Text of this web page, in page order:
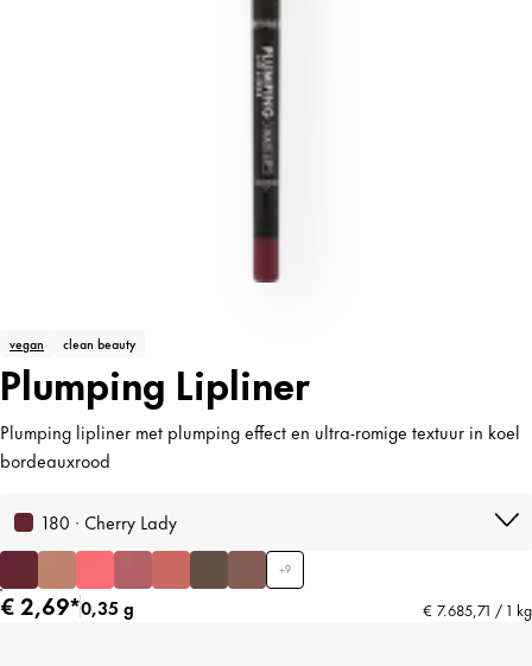
vegan clean beauty
Plumping Lipliner
Plumping lipliner met plumping effect en ultra-romige textuur in koel
bordeauxrood
180 · Cherry Lady
+9
€ 2,69*0,35 g € 7.685,71 / 1 kg